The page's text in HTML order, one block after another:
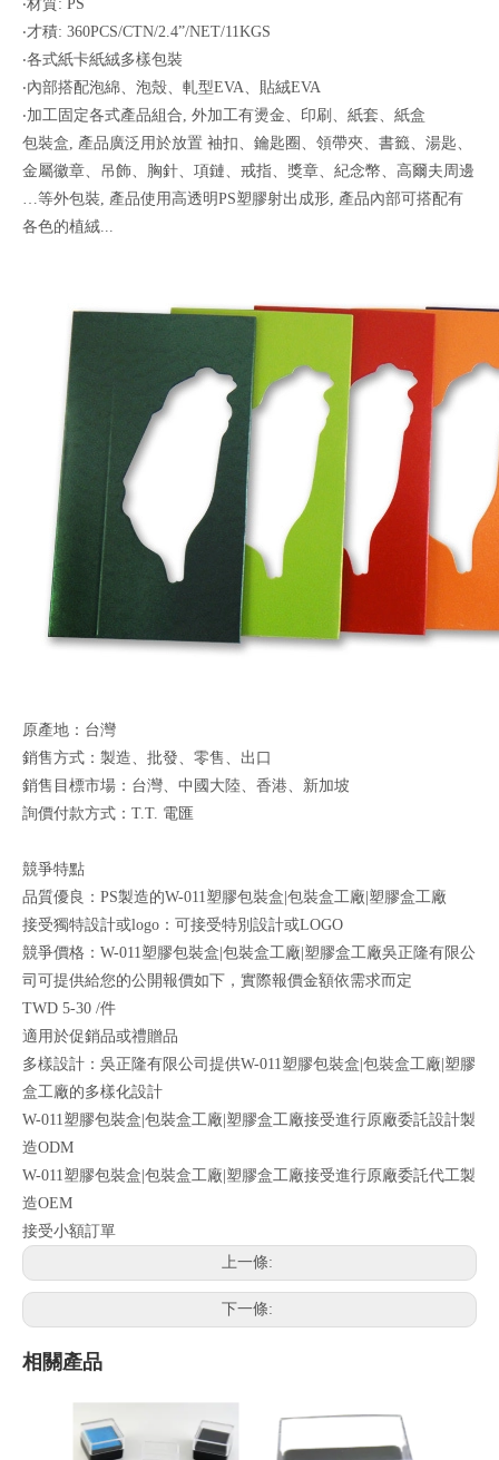
‧材質: PS
‧才積: 360PCS/CTN/2.4”/NET/11KGS
‧各式紙卡紙絨多樣包裝
‧內部搭配泡綿、泡殼、軋型EVA、貼絨EVA
‧加工固定各式產品組合, 外加工有燙金、印刷、紙套、紙盒
包裝盒, 產品廣泛用於放置 袖扣、鑰匙圈、領帶夾、書籤、湯匙、
金屬徽章、吊飾、胸針、項鏈、戒指、獎章、紀念幣、高爾夫周邊
…等外包裝, 產品使用高透明PS塑膠射出成形, 產品內部可搭配有
各色的植絨...
原產地：台灣
銷售方式：製造、批發、零售、出口
銷售目標市場：台灣、中國大陸、香港、新加坡
詢價付款方式：T.T. 電匯
競爭特點
品質優良：PS製造的W-011塑膠包裝盒|包裝盒工廠|塑膠盒工廠
接受獨特設計或logo：可接受特別設計或LOGO
競爭價格：W-011塑膠包裝盒|包裝盒工廠|塑膠盒工廠吳正隆有限公
司可提供給您的公開報價如下，實際報價金額依需求而定
TWD 5-30 /件
適用於促銷品或禮贈品
多樣設計：吳正隆有限公司提供W-011塑膠包裝盒|包裝盒工廠|塑膠
盒工廠的多樣化設計
W-011塑膠包裝盒|包裝盒工廠|塑膠盒工廠接受進行原廠委託設計製
造ODM
W-011塑膠包裝盒|包裝盒工廠|塑膠盒工廠接受進行原廠委託代工製
造OEM
接受小額訂單
上一條:
下一條:
相關產品